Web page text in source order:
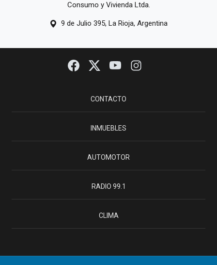
Consumo y Vivienda Ltda.
9 de Julio 395, La Rioja, Argentina
CONTACTO
INMUEBLES
AUTOMOTOR
RADIO 99.1
CLIMA